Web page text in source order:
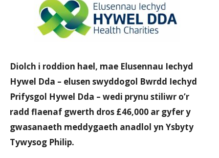
Diolch i roddion hael, mae Elusennau Iechyd
Hywel Dda – elusen swyddogol Bwrdd Iechyd
Prifysgol Hywel Dda – wedi prynu stiliwr o’r
radd flaenaf gwerth dros £46,000 ar gyfer y
gwasanaeth meddygaeth anadlol yn Ysbyty
Tywysog Philip.